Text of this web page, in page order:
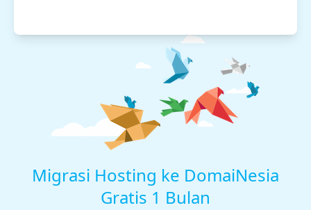
Migrasi Hosting ke DomaiNesia
Gratis 1 Bulan